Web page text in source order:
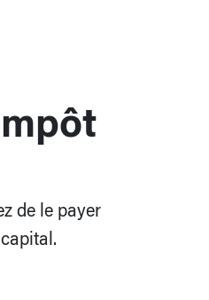
de le payer